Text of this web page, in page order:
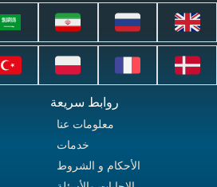
روابط سريعة
معلومات عنا
خدمات
الأحكام و الشروط